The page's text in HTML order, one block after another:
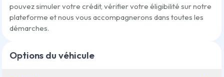
pouvez simuler votre crédit, vérifier votre éligibilité sur notre
plateforme et nous vous accompagnerons dans toutes les
démarches.
Options du véhicule